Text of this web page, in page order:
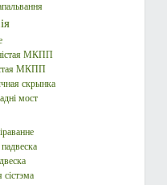
МКПП
МКПП
скрынка
мост